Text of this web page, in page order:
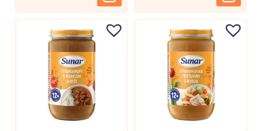
Chrumky a sušienky